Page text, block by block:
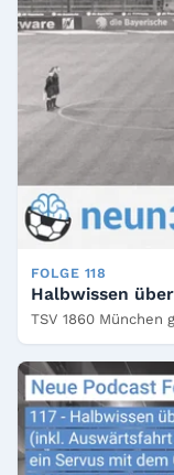
FOLGE 118
Halbwissen
TSV 1860 München